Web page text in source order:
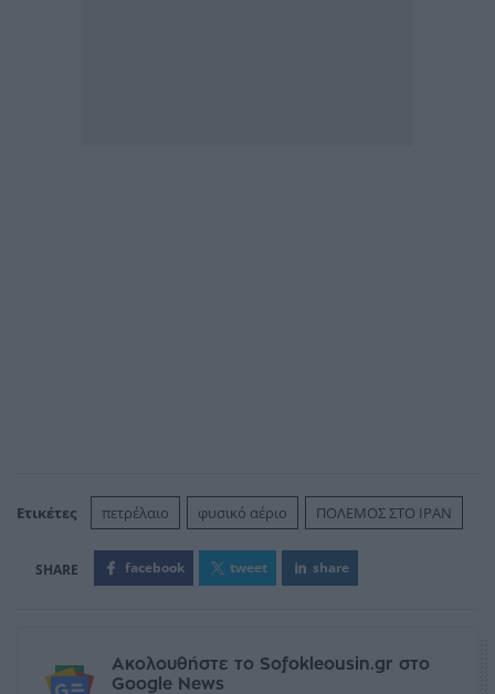
Ετικέτες πετρέλαιο φυσικό αέριο ΠΟΛΕΜΟΣ ΣΤΟ ΙΡΑΝ
facebook tweet share
Ακολουθήστε το Sofokleousin.gr στο
Google News